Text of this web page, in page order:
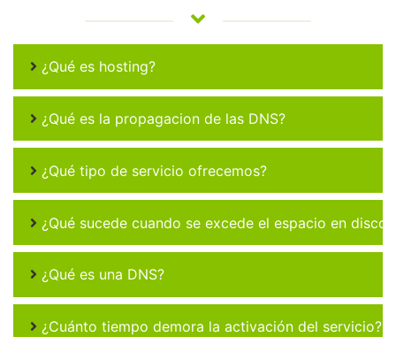
¿Qué es hosting?
¿Qué es la propagacion de las DNS?
¿Qué tipo de servicio ofrecemos?
¿Qué sucede cuando se excede el espacio en disco
¿Qué es una DNS?
¿Cuánto tiempo demora la activación del servicio?